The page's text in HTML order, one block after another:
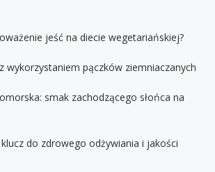
jeść na diecie wegetariańskiej?
wykorzystaniem pączków ziemniaczanych
smak zachodzącego słońca na
do zdrowego odżywiania i jakości